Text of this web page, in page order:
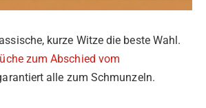
kurze Witze die beste Wahl.
zum Abschied vom
alle zum Schmunzeln.